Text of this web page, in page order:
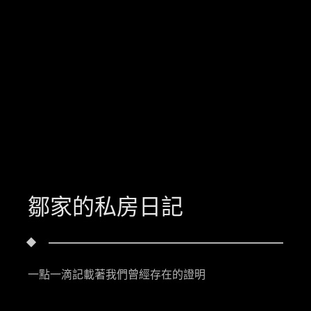
鄒家的私房日記
一點一滴記載著我們曾經存在的證明